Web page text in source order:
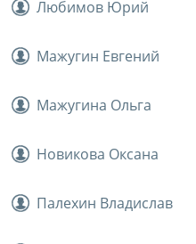
Любимов Юрий
Мажугин Евгений
Мажугина Ольга
Новикова Оксана
Палехин Владислав